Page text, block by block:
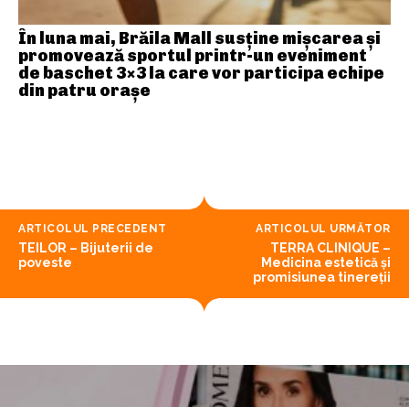
În luna mai, Brăila Mall susține mişcarea și
promovează sportul printr-un eveniment
de baschet 3×3 la care vor participa echipe
din patru orașe
ARTICOLUL PRECEDENT
TEILOR – Bijuterii de
poveste
ARTICOLUL URMĂTOR
TERRA CLINIQUE –
Medicina estetică și
promisiunea tinereții